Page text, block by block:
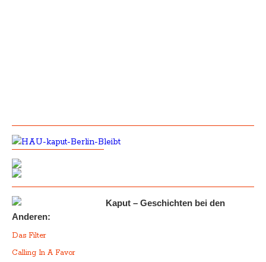
Kaput – Geschichten bei den
Anderen:
Das Filter
Calling In A Favor